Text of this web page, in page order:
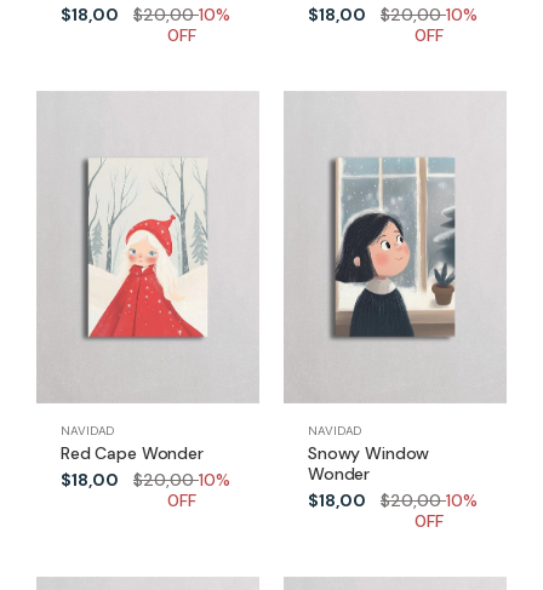
$18,00
$20,0010%
0FF
$18,00
$20,0010%
0FF
NAVIDAD
Red Cape Wonder
$18,00
$20,0010%
0FF
NAVIDAD
Snowy Window
Wonder
$18,00
$20,0010%
0FF